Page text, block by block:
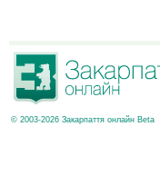
© 2003-2026 Закарпаття онлайн Beta